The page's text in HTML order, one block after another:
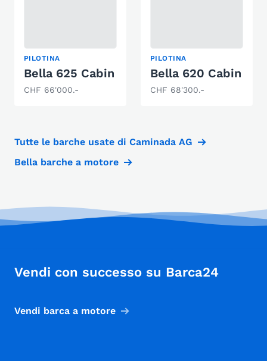
PILOTINA
Bella 625 Cabin
CHF 66'000.-
PILOTINA
Bella 620 Cabin
CHF 68'300.-
Tutte le barche usate di Caminada AG
Bella barche a motore
Vendi con successo su Barca24
Vendi barca a motore